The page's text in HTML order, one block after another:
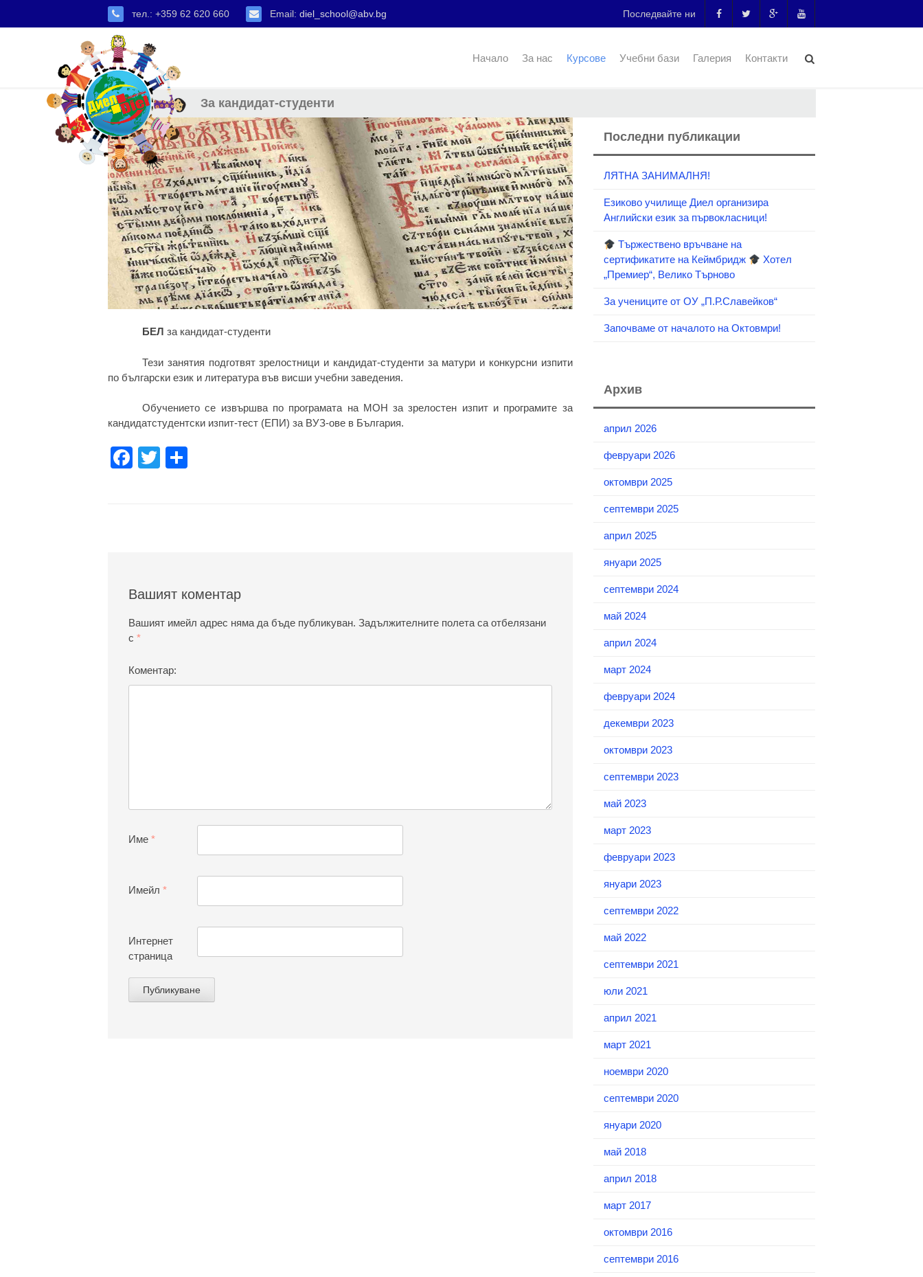
тел.: +359 62 620 660 Email: diel_school@abv.bg Последвайте ни
Начало За нас Курсове Учебни бази Галерия Контакти
За кандидат-студенти
БЕЛ за кандидат-студенти
Тези занятия подготвят зрелостници и кандидат-студенти за матури и конкурсни изпити
по български език и литература във висши учебни заведения.
Обучението се извършва по програмата на МОН за зрелостен изпит и програмите за
кандидатстудентски изпит-тест (ЕПИ) за ВУЗ-ове в България.
Facebook
Twitter
Вашият коментар
Вашият имейл адрес няма да бъде публикуван. Задължителните полета са отбелязани
с *
Коментар:
Име *
Имейл *
Интернет
страница
Последни публикации
ЛЯТНА ЗАНИМАЛНЯ!
Езиково училище Диел организира
Английски език за първокласници!
Тържествено връчване на
сертификатите на Кеймбридж
Хотел
„Премиер“, Велико Търново
За учениците от ОУ „П.Р.Славейков“
Започваме от началото на Октовмри!
Архив
април 2026
февруари 2026
октомври 2025
септември 2025
април 2025
януари 2025
септември 2024
май 2024
април 2024
март 2024
февруари 2024
декември 2023
октомври 2023
септември 2023
май 2023
март 2023
февруари 2023
януари 2023
септември 2022
май 2022
септември 2021
юли 2021
април 2021
март 2021
ноември 2020
септември 2020
януари 2020
май 2018
април 2018
март 2017
октомври 2016
септември 2016